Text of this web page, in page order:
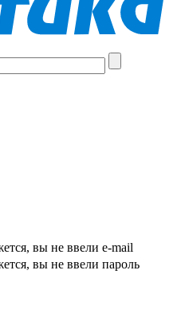
вы не ввели e-mail
вы не ввели пароль